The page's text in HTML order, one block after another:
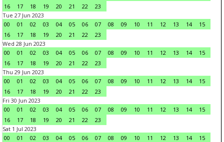
16
17 18 19 20 21 22
23
Tue 27 Jun 2023
00
01 02 03 04 05 06 07 08 09 10 11 12 13 14
15
16
17 18 19 20 21 22
23
Wed 28 Jun 2023
00
01 02 03 04 05 06 07 08 09 10 11 12 13 14
15
16
17 18 19 20 21 22
23
Thu 29 Jun 2023
00
01 02 03 04 05 06 07 08 09 10 11 12 13 14
15
16
17 18 19 20 21 22
23
Fri 30 Jun 2023
00
01 02 03 04 05 06 07 08 09 10 11 12 13 14
15
16
17 18 19 20 21 22
23
Sat 1 Jul 2023
00
01 02 03 04 05 06 07 08 09 10 11 12 13 14
15